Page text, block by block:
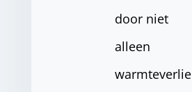
door niet
alleen
warmteverlie